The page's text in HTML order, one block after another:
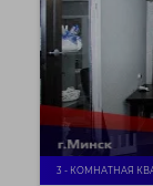
3 - КОМНАТНАЯ